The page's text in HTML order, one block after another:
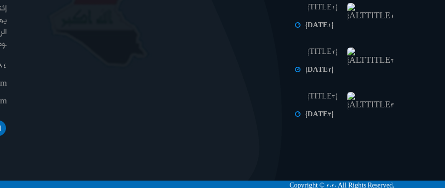
وطوائفهم كافة، لتحقيق الوحدة والعدالة والسيادة والرفاه.
{TITLE1}
{DATE1}
{TITLE2}
{DATE2}
{TITLE3}
{DATE3}